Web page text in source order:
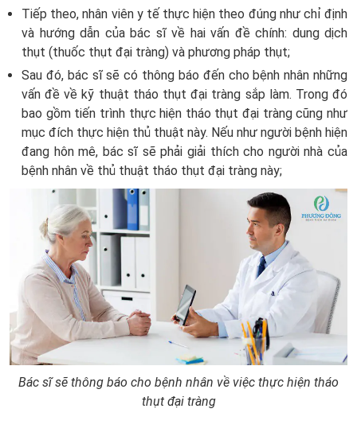
Tiếp theo, nhân viên y tế thực hiện theo đúng như chỉ định
và hướng dẫn của bác sĩ về hai vấn đề chính: dung dịch
thụt (thuốc thụt đại tràng) và phương pháp thụt;
Sau đó, bác sĩ sẽ có thông báo đến cho bệnh nhân những
vấn đề về kỹ thuật tháo thụt đại tràng sắp làm. Trong đó
bao gồm tiến trình thực hiện tháo thụt đại tràng cũng như
mục đích thực hiện thủ thuật này. Nếu như người bệnh hiện
đang hôn mê, bác sĩ sẽ phải giải thích cho người nhà của
bệnh nhân về thủ thuật tháo thụt đại tràng này;
Bác sĩ sẽ thông báo cho bệnh nhân về việc thực hiện tháo
thụt đại tràng